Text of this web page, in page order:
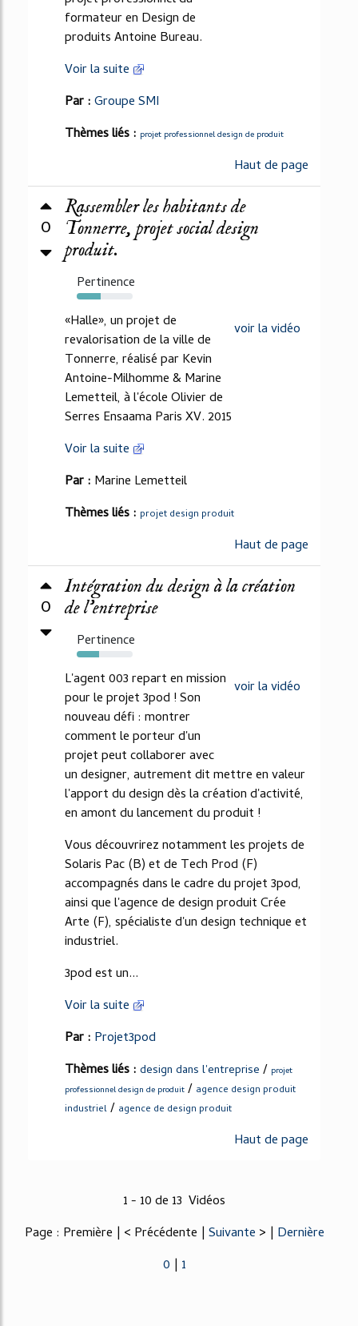
formateur en Design de
produits Antoine Bureau.
Voir la suite
Par :Groupe SMI
Thèmes liés : projet professionnel design de produit
Haut de page
0
Rassembler les habitants de
Tonnerre, projet social design
produit.
Pertinence
43%
voir la vidéo
«Halle», un projet de
revalorisation de la ville de
Tonnerre, réalisé par Kevin
Antoine-Milhomme & Marine
Lemetteil, à l'école Olivier de
Serres Ensaama Paris XV. 2015
Voir la suite
Par : Marine Lemetteil
Thèmes liés : projet design produit
Haut de page
0
Intégration du design à la création
de l'entreprise
Pertinence
40%
voir la vidéo
L'agent 003 repart en mission
pour le projet 3pod ! Son
nouveau défi : montrer
comment le porteur d'un
projet peut collaborer avec
un designer, autrement dit mettre en valeur
l'apport du design dès la création d'activité,
en amont du lancement du produit !
Vous découvrirez notamment les projets de
Solaris Pac (B) et de Tech Prod (F)
accompagnés dans le cadre du projet 3pod,
ainsi que l'agence de design produit Crée
Arte (F), spécialiste d'un design technique et
industriel.
3pod est un...
Voir la suite
Par : Projet3pod
Thèmes liés : design dans l'entreprise / projet
professionnel design de produit / agence design produit
industriel / agence de design produit
Haut de page
1 - 10 de 13 Vidéos
Page : Première | < Précédente | Suivante > | Dernière
0 | 1